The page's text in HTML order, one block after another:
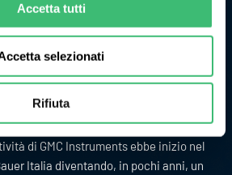
Accetta tutti
selezionati
Rifiuta
Italia è la filiale italiana del gruppo
Instruments GmbH, ed opera nel
del controllo industriale. Fa parte di
di GMC Instruments ebbe inizio nel
Italia diventando, in pochi anni, un